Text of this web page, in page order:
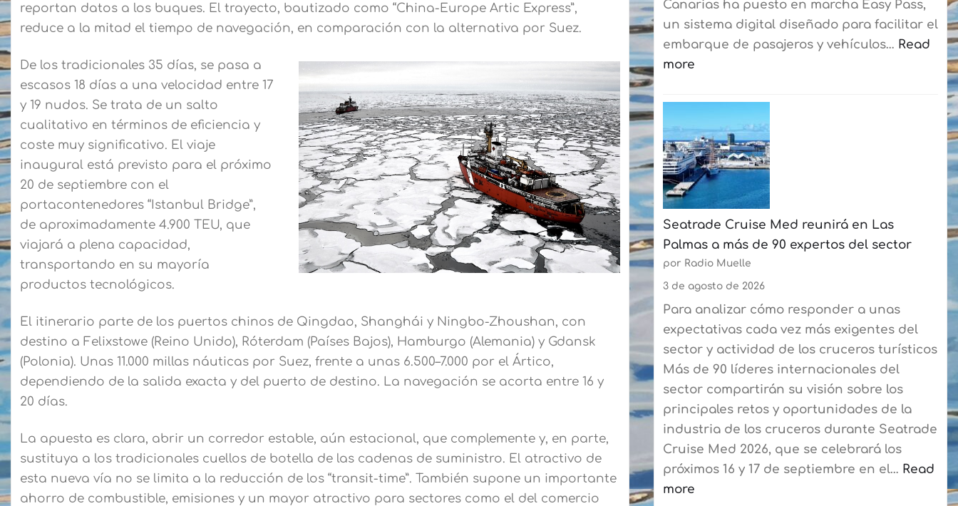
reportan datos a los buques. El trayecto, bautizado como “China-Europe Artic Express”,
reduce a la mitad el tiempo de navegación, en comparación con la alternativa por Suez.
De los tradicionales 35 días, se pasa a
escasos 18 días a una velocidad entre 17
y 19 nudos. Se trata de un salto
cualitativo en términos de eficiencia y
coste muy significativo. El viaje
inaugural está previsto para el próximo
20 de septiembre con el
portacontenedores “Istanbul Bridge”,
de aproximadamente 4.900 TEU, que
viajará a plena capacidad,
transportando en su mayoría
productos tecnológicos.
El itinerario parte de los puertos chinos de Qingdao, Shanghái y Ningbo-Zhoushan, con
destino a Felixstowe (Reino Unido), Róterdam (Países Bajos), Hamburgo (Alemania) y Gdansk
(Polonia). Unas 11.000 millas náuticas por Suez, frente a unas 6.500–7.000 por el Ártico,
dependiendo de la salida exacta y del puerto de destino. La navegación se acorta entre 16 y
20 días.
La apuesta es clara, abrir un corredor estable, aún estacional, que complemente y, en parte,
sustituya a los tradicionales cuellos de botella de las cadenas de suministro. El atractivo de
esta nueva vía no se limita a la reducción de los “transit-time”. También supone un importante
ahorro de combustible, emisiones y un mayor atractivo para sectores como el del comercio
curso
de
verano
más
50
participantes
cada
semana
Canarias ha puesto en marcha Easy Pass,
un sistema digital diseñado para facilitar el
embarque de pasajeros y vehículos… Read
more
Baleària
estrena
un
sistema
digital
en
la
ruta
Playa
Blanca-
Corralejo
para
agilizar
el
embarque
a
los
residentes
Seatrade Cruise Med reunirá en Las
Palmas a más de 90 expertos del sector
por Radio Muelle
3 de agosto de 2026
Para analizar cómo responder a unas
expectativas cada vez más exigentes del
sector y actividad de los cruceros turísticos
Más de 90 líderes internacionales del
sector compartirán su visión sobre los
principales retos y oportunidades de la
industria de los cruceros durante Seatrade
Cruise Med 2026, que se celebrará los
próximos 16 y 17 de septiembre en el… Read
more